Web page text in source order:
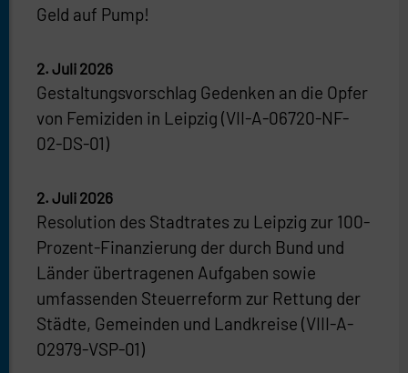
Geld auf Pump!
Gestaltungsvorschlag Gedenken an die Opfer
von Femiziden in Leipzig (VII-A-06720-NF-
02-DS-01)
2. Juli 2026
Resolution des Stadtrates zu Leipzig zur 100-
Prozent-Finanzierung der durch Bund und
Länder übertragenen Aufgaben sowie
umfassenden Steuerreform zur Rettung der
Städte, Gemeinden und Landkreise (VIII-A-
02979-VSP-01)
2. Juli 2026